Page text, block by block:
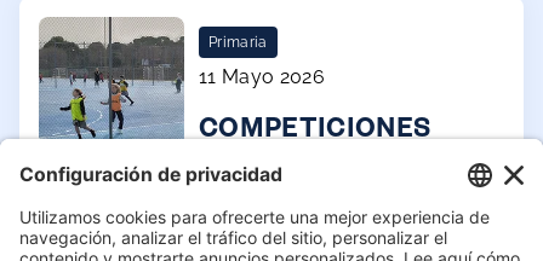
Primaria
11 Mayo 2026
COMPETICIONES
NERVIÓN